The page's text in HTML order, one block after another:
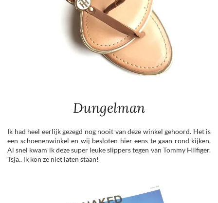
Dungelman
Ik had heel eerlijk gezegd nog nooit van deze winkel gehoord. Het is
een schoenenwinkel en wij besloten hier eens te gaan rond kijken.
Al snel kwam ik deze super leuke slippers tegen van Tommy Hilfiger.
Tsja.. ik kon ze niet laten staan!